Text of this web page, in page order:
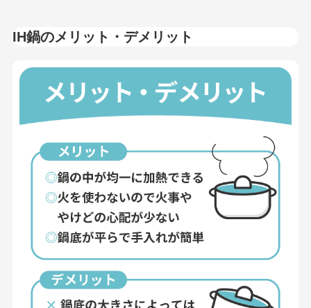
IH鍋のメリット・デメリット